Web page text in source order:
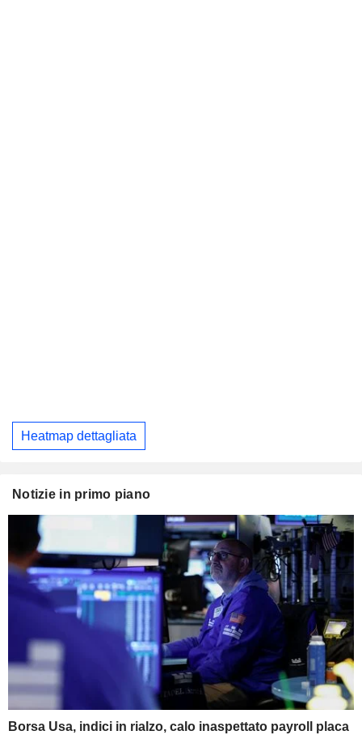
Heatmap dettagliata
Notizie in primo piano
Borsa Usa, indici in rialzo, calo inaspettato payroll placa